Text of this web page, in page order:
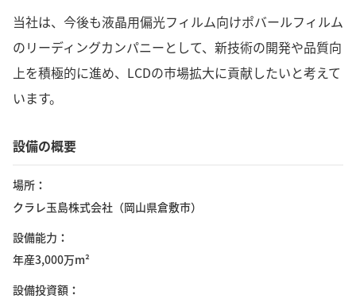
当社は、今後も液晶用偏光フィルム向けポバールフィルム
のリーディングカンパニーとして、新技術の開発や品質向
上を積極的に進め、LCDの市場拡大に貢献したいと考えて
います。
設備の概要
場所
クラレ玉島株式会社（岡山県倉敷市）
設備能力
年産3,000万m²
設備投資額